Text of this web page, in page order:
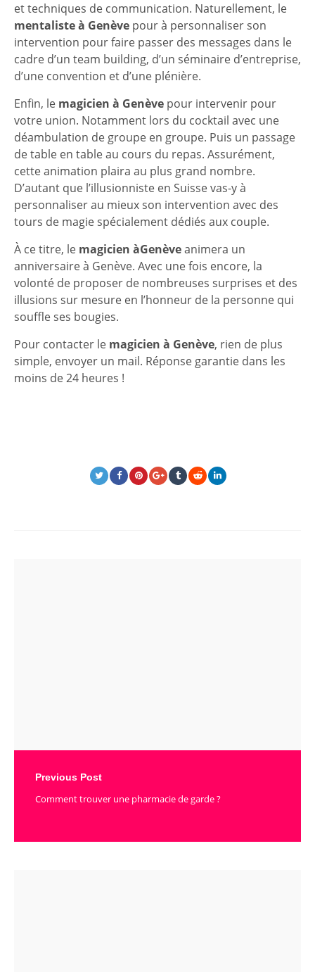
et techniques de communication. Naturellement, le
mentaliste à Genève pour à personnaliser son
intervention pour faire passer des messages dans le
cadre d’un team building, d’un séminaire d’entreprise,
d’une convention et d’une plénière.
Enfin, le magicien à Genève pour intervenir pour
votre union. Notamment lors du cocktail avec une
déambulation de groupe en groupe. Puis un passage
de table en table au cours du repas. Assurément,
cette animation plaira au plus grand nombre.
D’autant que l’illusionniste en Suisse vas-y à
personnaliser au mieux son intervention avec des
tours de magie spécialement dédiés aux couple.
À ce titre, le magicien àGenèveanimera un
anniversaire à Genève. Avec une fois encore, la
volonté de proposer de nombreuses surprises et des
illusions sur mesure en l’honneur de la personne qui
souffle ses bougies.
Pour contacter le magicien à Genève, rien de plus
simple, envoyer un mail. Réponse garantie dans les
moins de 24 heures !
Previous Post
Comment trouver une pharmacie de garde ?